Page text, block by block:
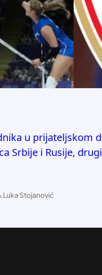
u prijateljskom
Srbije i Rusije,
.Luka Stojanović